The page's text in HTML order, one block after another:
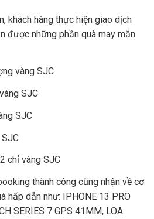
khách hàng thực hiện giao dịch
được những phần quà may mắn
vàng SJC
SJC
SJC
chỉ vàng SJC
thành công cũng nhận về cơ
hấp dẫn như: IPHONE 13 PRO
SERIES 7 GPS 41MM, LOA